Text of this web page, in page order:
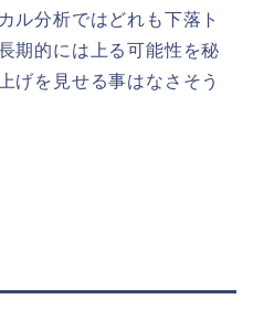
ル分析ではどれも下落ト
期的には上る可能性を秘
げを見せる事はなさそう